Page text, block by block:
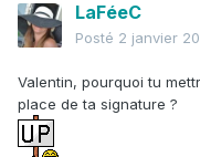
LaFéeC
Posté 2 janvier
Valentin, pourquoi tu
place de ta signature ?